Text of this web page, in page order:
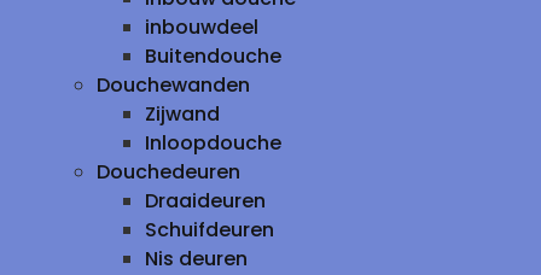
inbouwdeel
Buitendouche
Douchewanden
Zijwand
Inloopdouche
Douchedeuren
Draaideuren
Schuifdeuren
Nis deuren